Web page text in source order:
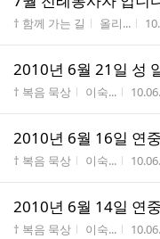
게시판명
† 함께 가는 길 작성자
올리... 작
2010년 6월 21일 성
게시판명
† 복음 묵상 작성자
이숙... 작성
2010년 6월 16일 연
게시판명
† 복음 묵상 작성자
이숙... 작성
2010년 6월 14일 연
게시판명
† 복음 묵상 작성자
이숙... 작성